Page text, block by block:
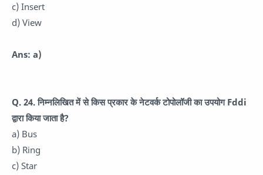
c) Insert
d) View
Ans: a)
Q. 24. निम्नलिखित में से किस प्रकार के नेटवर्क टोपोलॉजी का उपयोग Fddi
द्वारा किया जाता है?
a) Bus
b) Ring
c) Star